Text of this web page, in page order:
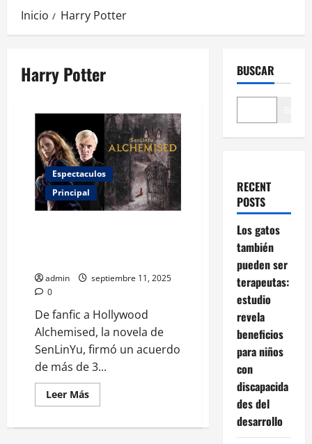
Inicio Harry Potter
Harry Potter
Espectaculos
Principal
admin
septiembre 11, 2025
0
De fanfic a Hollywood
Alchemised, la novela de
SenLinYu, firmó un acuerdo
de más de 3...
Leer MásLeer
más
De
BUSCAR
RECENT
POSTS
Los gatos
también
pueden ser
terapeutas:
estudio
revela
beneficios
para niños
con
discapacida
des del
desarrollo